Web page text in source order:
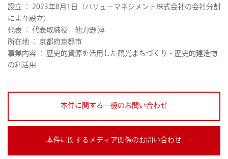
設立 ： 2023年8月1日（バリューマネジメント株式会社の会社分割
により設立）
代表 ： 代表取締役 他力野 淳
所在地 ： 京都府京都市
事業内容 ： 歴史的資源を活用した観光まちづくり・歴史的建造物
の利活用
本件に関する一般のお問い合わせ
本件に関するメディア関係のお問い合わせ